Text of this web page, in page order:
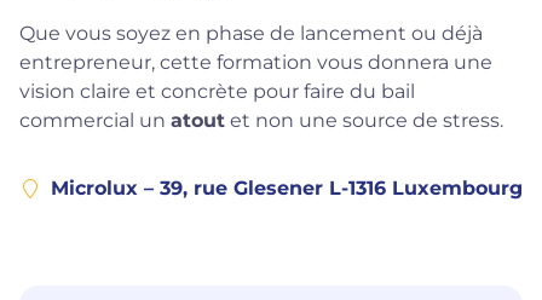
Que vous soyez en phase de lancement ou déjà
entrepreneur, cette formation vous donnera une
vision claire et concrète pour faire du bail
commercial un atout et non une source de stress.
Microlux – 39, rue Glesener L-1316 Luxembourg